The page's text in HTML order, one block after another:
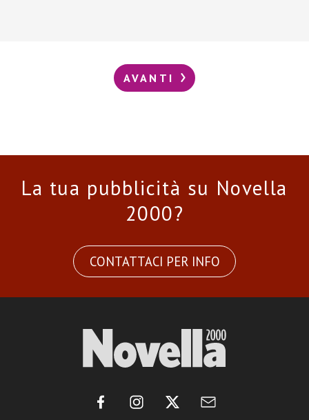
AVANTI
La tua pubblicità su Novella
2000?
CONTATTACI PER INFO